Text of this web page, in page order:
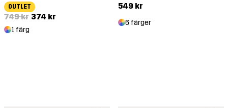
OUTLET
749 kr 374 kr
1 färg
549 kr
6 färger